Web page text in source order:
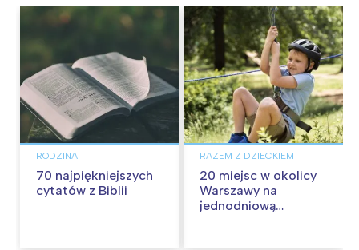
RODZINA
70 najpiękniejszych
cytatów z Biblii
RAZEM Z DZIECKIEM
20 miejsc w okolicy
Warszawy na
jednodniową